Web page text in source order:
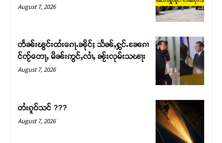
August 7, 2026
တႅၼ်းၽွင်းထႆးၵေႃႉၼိုင်ႈ သႅၼ်ႇႁွင်ႉၼႄၵၢ
င်ၸႂ်တေႃႇ မိၼ်းဢွင်ႇလၢႆႇ ၼႂ်းလုမ်းသၽႃး
August 7, 2026
တႆးၵူဝ်သင် ???
August 7, 2026